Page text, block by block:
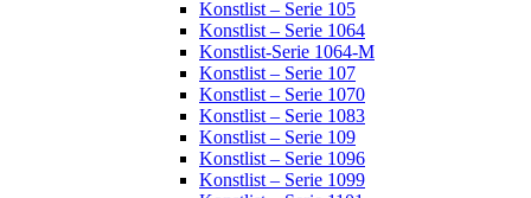
Konstlist – Serie 105
Konstlist – Serie 1064
Konstlist-Serie 1064-M
Konstlist – Serie 107
Konstlist – Serie 1070
Konstlist – Serie 1083
Konstlist – Serie 109
Konstlist – Serie 1096
Konstlist – Serie 1099